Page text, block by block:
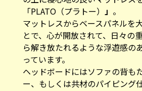
「PLATO（プラトー）
」 。
マットレスからベースパネルを
とで、心が開放されて、日々の
ら解き放たれるような浮遊感の
っています。
ヘッドボードにはソファの背も
ー、もしくは共材のパイピング